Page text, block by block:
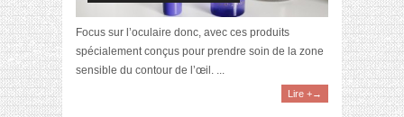
Focus sur l’oculaire donc, avec ces produits
spécialement conçus pour prendre soin de la zone
sensible du contour de l’œil. ...
Lire +→